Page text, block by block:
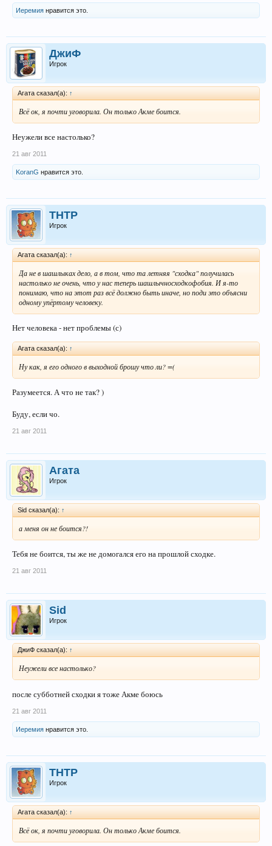
Иеремия нравится это.
ДжиФ
Игрок
Агата сказал(а): ↑
Всё ок, я почти уговорила. Он только Акме боится.
Неужели все настолько?
21 авг 2011
KoranG нравится это.
THTP
Игрок
Агата сказал(а): ↑
Да не в шашлыках дело, а в том, что та летняя "сходка" получилась
настолько не очень, что у нас теперь шашлычносходкофобия. И я-то
понимаю, что на этот раз всё должно быть иначе, но поди это объясни
одному упёртому человеку.
Нет человека - нет проблемы (с)
Агата сказал(а): ↑
Ну как, я его одного в выходной брошу что ли? =(
Разумеется. А что не так? )
Буду, если чо.
21 авг 2011
Агата
Игрок
Sid сказал(а): ↑
а меня он не боится?!
Тебя не боится, ты же не домогался его на прошлой сходке.
21 авг 2011
Sid
Игрок
ДжиФ сказал(а): ↑
Неужели все настолько?
после субботней сходки я тоже Акме боюсь
21 авг 2011
Иеремия нравится это.
THTP
Игрок
Агата сказал(а): ↑
Всё ок, я почти уговорила. Он только Акме боится.